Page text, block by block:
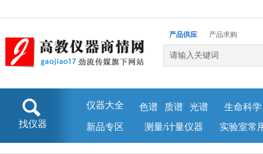
产品供应
产品求购
企业库
找仪器
仪器大全 色谱 质谱 光谱
生命科学
新品专区
测量/计量仪器 实验室常